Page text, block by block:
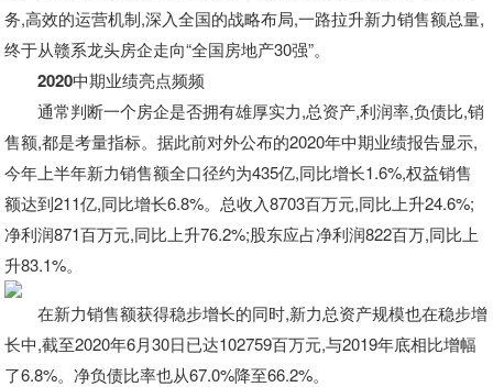
务,高效的运营机制,深入全国的战略布局,一路拉升新力销售额总量,
终于从赣系龙头房企走向“全国房地产30强”。
2020中期业绩亮点频频
通常判断一个房企是否拥有雄厚实力,总资产,利润率,负债比,销
售额,都是考量指标。据此前对外公布的2020年中期业绩报告显示,
今年上半年新力销售额全口径约为435亿,同比增长1.6%,权益销售
额达到211亿,同比增长6.8%。总收入8703百万元,同比上升24.6%;
净利润871百万元,同比上升76.2%;股东应占净利润822百万,同比上
升83.1%。
在新力销售额获得稳步增长的同时,新力总资产规模也在稳步增
长中,截至2020年6月30日已达102759百万元,与2019年底相比增幅
了6.8%。净负债比率也从67.0%降至66.2%。